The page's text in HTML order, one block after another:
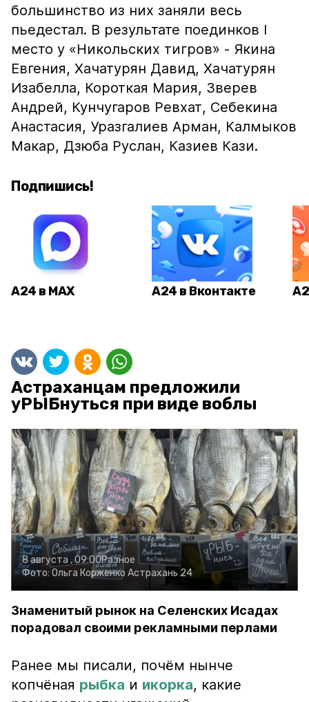
большинство из них заняли весь
пьедестал. В результате поединков I
место у «Никольских тигров» - Якина
Евгения, Хачатурян Давид, Хачатурян
Изабелла, Короткая Мария, Зверев
Андрей, Кунчугаров Ревхат, Себекина
Анастасия, Уразгалиев Арман, Калмыков
Макар, Дзюба Руслан, Казиев Кази.
Подпишись!
А24 в MAX А24 в Вконтакте
Астраханцам предложили
уРЫБнуться при виде воблы
8 августа , 09:00Разное
Фото: Ольга Корженко Астрахань 24
Знаменитый рынок на Селенских Исадах
порадовал своими рекламными перлами
Ранее мы писали, почём нынче
копчёная рыбка и икорка, какие